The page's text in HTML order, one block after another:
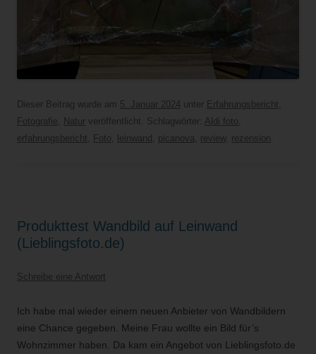
Dieser Beitrag wurde am 5. Januar 2024 unter Erfahrungsbericht
Fotografie
Natur veröffentlicht. Schlagwörter: Aldi foto
erfahrungsbericht
Foto leinwand picanova review, rezension
Produkttest Wandbild auf Leinwand
(Lieblingsfoto.de)
Schreibe eine Antwort
Ich habe mal wieder einem neuen Anbieter von Wandbildern
eine Chance gegeben. Meine Frau wollte ein Bild für’s
Wohnzimmer haben. Da kam ein Angebot von Lieblingsfoto.de